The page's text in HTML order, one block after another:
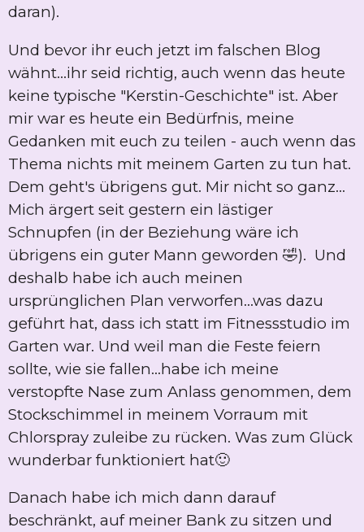
daran).
Und bevor ihr euch jetzt im falschen Blog
wähnt...ihr seid richtig, auch wenn das heute
keine typische "Kerstin-Geschichte" ist. Aber
mir war es heute ein Bedürfnis, meine
Gedanken mit euch zu teilen - auch wenn das
Thema nichts mit meinem Garten zu tun hat.
Dem geht's übrigens gut. Mir nicht so ganz...
Mich ärgert seit gestern ein lästiger
Schnupfen (in der Beziehung wäre ich
übrigens ein guter Mann geworden 🤣). Und
deshalb habe ich auch meinen
ursprünglichen Plan verworfen...was dazu
geführt hat, dass ich statt im Fitnessstudio im
Garten war. Und weil man die Feste feiern
sollte, wie sie fallen...habe ich meine
verstopfte Nase zum Anlass genommen, dem
Stockschimmel in meinem Vorraum mit
Chlorspray zuleibe zu rücken. Was zum Glück
wunderbar funktioniert hat🙂
Danach habe ich mich dann darauf
beschränkt, auf meiner Bank zu sitzen und